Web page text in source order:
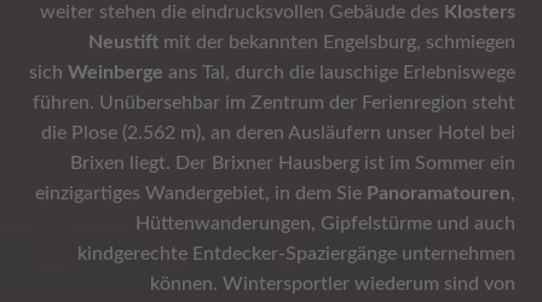
weiter stehen die eindrucksvollen Gebäude des Klosters
Neustiftmit der bekannten Engelsburg, schmiegen
sich Weinberge ans Tal, durch die lauschige Erlebniswege
führen. Unübersehbar im Zentrum der Ferienregion steht
die Plose (2.562 m), an deren Ausläufern unser Hotel bei
Brixen liegt. Der Brixner Hausberg ist im Sommer ein
einzigartiges Wandergebiet, in dem Sie Panoramatouren,
Hüttenwanderungen, Gipfelstürme und auch
kindgerechte Entdecker-Spaziergänge unternehmen
können. Wintersportler wiederum sind von